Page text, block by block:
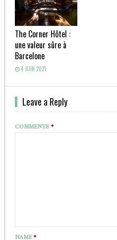
The Corner Hôtel :
une valeur sûre à
Barcelone
4 JUIN 2021
Leave a Reply
COMMENTS*
NAME*